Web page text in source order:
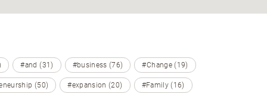
#and (31) #business (76) #Change (19)
(50) #expansion (20) #Family (16)